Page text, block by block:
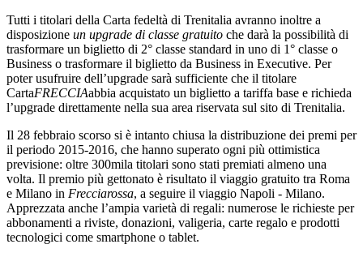
Tutti i titolari della Carta fedeltà di Trenitalia avranno inoltre a
disposizione un upgrade di classe gratuito che darà la possibilità di
trasformare un biglietto di 2° classe standard in uno di 1° classe o
Business o trasformare il biglietto da Business in Executive. Per
poter usufruire dell’upgrade sarà sufficiente che il titolare
CartaFRECCIAabbia acquistato un biglietto a tariffa base e richieda
l’upgrade direttamente nella sua area riservata sul sito di Trenitalia.
Il 28 febbraio scorso si è intanto chiusa la distribuzione dei premi per
il periodo 2015-2016, che hanno superato ogni più ottimistica
previsione: oltre 300mila titolari sono stati premiati almeno una
volta. Il premio più gettonato è risultato il viaggio gratuito tra Roma
e Milano in Frecciarossa, a seguire il viaggio Napoli - Milano.
Apprezzata anche l’ampia varietà di regali: numerose le richieste per
abbonamenti a riviste, donazioni, valigeria, carte regalo e prodotti
tecnologici come smartphone o tablet.